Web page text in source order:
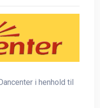
i henhold til